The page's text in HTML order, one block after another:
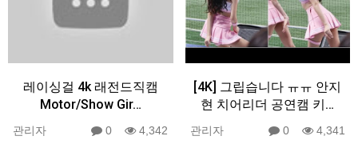
레이싱걸 4k 래전드직캠
Motor/Show Gir…
관리자 0 4,342
[4K] 그립습니다 ㅠㅠ 안지
현 치어리더 공연캠 키…
관리자 0 4,341